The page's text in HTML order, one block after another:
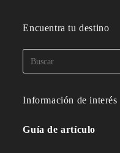
Encuentra tu destino
Información de interés
Guía de artículo